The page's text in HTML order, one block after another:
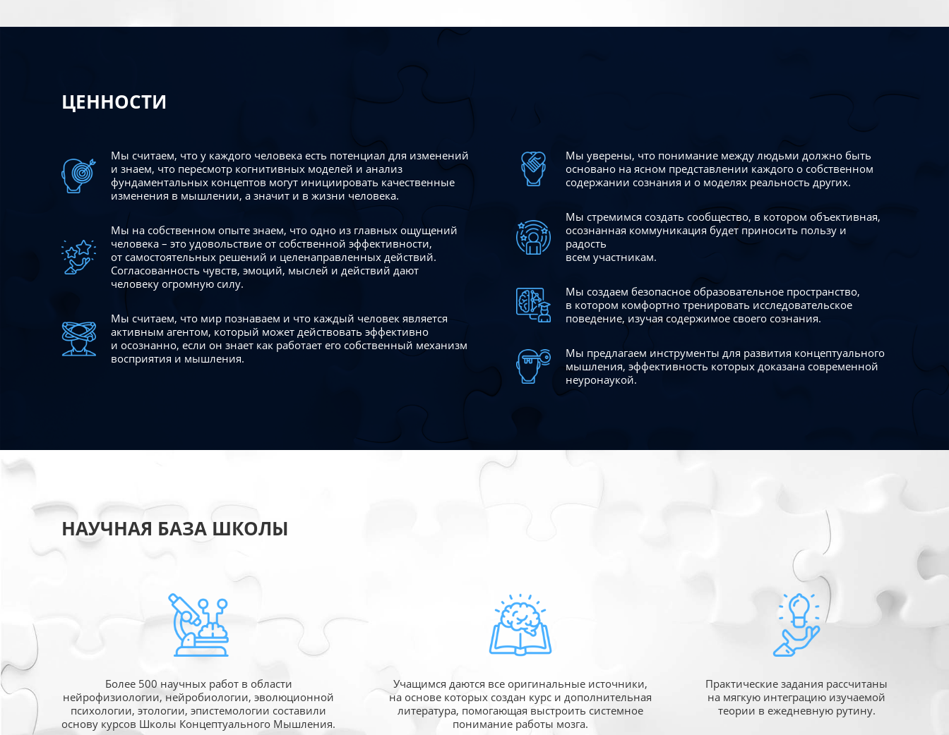
ЦЕННОСТИ
Мы считаем, что у каждого человека есть потенциал для изменений
и знаем, что пересмотр когнитивных моделей и анализ
фундаментальных концептов могут инициировать качественные
изменения в мышлении, а значит и в жизни человека.
Мы на собственном опыте знаем, что одно из главных ощущений
человека – это удовольствие от собственной эффективности,
от самостоятельных решений и целенаправленных действий.
Согласованность чувств, эмоций, мыслей и действий дают
человеку огромную силу.
Мы считаем, что мир познаваем и что каждый человек является
активным агентом, который может действовать эффективно
и осознанно, если он знает как работает его собственный механизм
восприятия и мышления.
Мы уверены, что понимание между людьми должно быть
основано на ясном представлении каждого о собственном
содержании сознания и о моделях реальность других.
Мы стремимся создать сообщество, в котором объективная,
осознанная коммуникация будет приносить пользу и
радость
всем участникам.
Мы создаем безопасное образовательное пространство,
в котором комфортно тренировать исследовательское
поведение, изучая содержимое своего сознания.
Мы предлагаем инструменты для развития концептуального
мышления, эффективность которых доказана современной
неуронаукой.
НАУЧНАЯ БАЗА ШКОЛЫ
Более 500 научных работ в области
нейрофизиологии, нейробиологии, эволюционной
психологии, этологии, эпистемологии составили
основу курсов Школы Концептуального Мышления.
Учащимся даются все оригинальные источники,
на основе которых создан курс и дополнительная
литература, помогающая выстроить системное
понимание работы мозга.
Практические задания рассчитаны
на мягкую интеграцию изучаемой
теории в ежедневную рутину.